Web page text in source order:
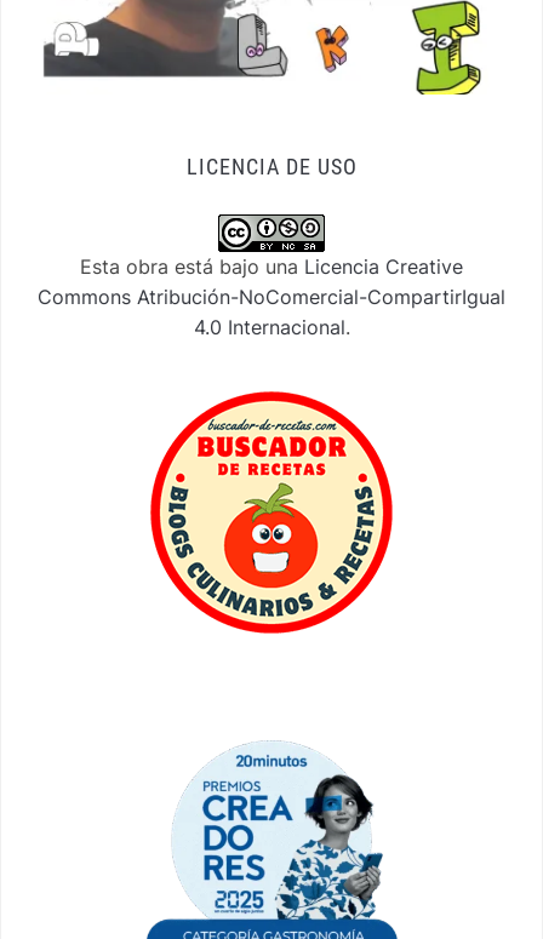
LICENCIA DE USO
Esta obra está bajo una Licencia Creative
Commons Atribución-NoComercial-CompartirIgual
4.0 Internacional.